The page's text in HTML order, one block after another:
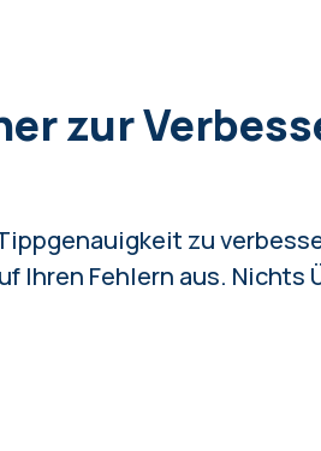
zur
zu
Ihren Fehlern aus. Nichts